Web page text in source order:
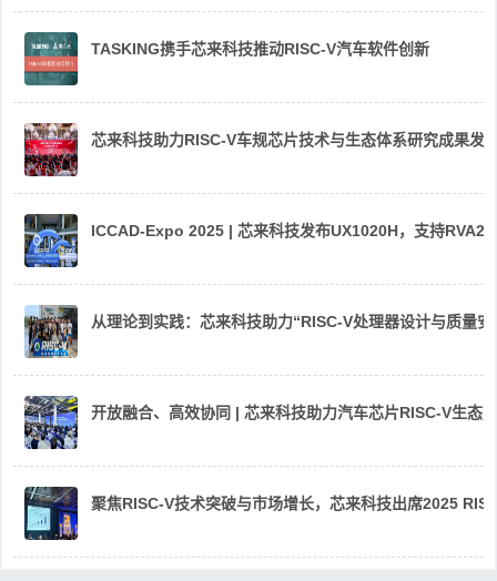
TASKING携手芯来科技推动RISC-V汽车软件创新
芯来科技助力RISC-V车规芯片技术与生态体系研究成果发
ICCAD-Expo 2025 | 芯来科技发布UX1020H，支持
从理论到实践：芯来科技助力“RISC-V处理器设计与质量
开放融合、高效协同 | 芯来科技助力汽车芯片RISC-V生态
聚焦RISC-V技术突破与市场增长，芯来科技出席2025